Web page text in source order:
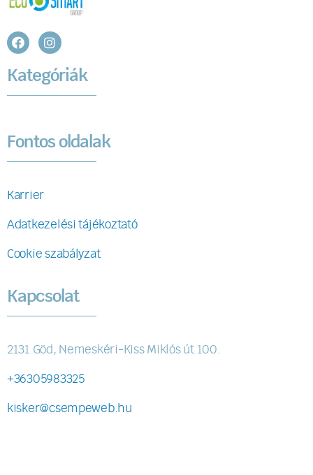
Kategóriák
Fontos oldalak
Karrier
Adatkezelési tájékoztató
Cookie szabályzat
Kapcsolat
2131 Göd, Nemeskéri-Kiss Miklós út 100.
+36305983325
kisker@csempeweb.hu